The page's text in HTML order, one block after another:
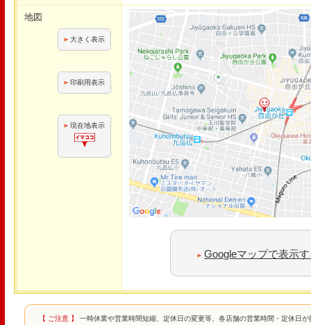
地図
大きく表示
印刷用表示
現在地表示
Googleマップで表示
【 ご注意 】 一時休業や営業時間短縮、定休日の変更等、各店舗の営業時間・定休日